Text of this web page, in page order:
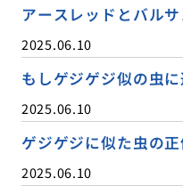
アースレッドとバル
2025.06.10
もしゲジゲジ似の虫
2025.06.10
ゲジゲジに似た虫の
2025.06.10